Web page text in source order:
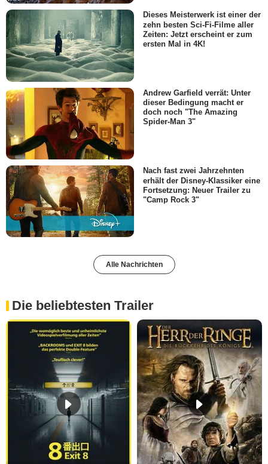
Dieses Meisterwerk ist einer der
zehn besten Sci-Fi-Filme aller
Zeiten: Jetzt erscheint er zum
ersten Mal in 4K!
Andrew Garfield verrät: Unter
dieser Bedingung macht er
doch noch "The Amazing
Spider-Man 3"
Nach fast zwei Jahrzehnten
erhält der Disney-Klassiker eine
Fortsetzung: Neuer Trailer zu
"Camp Rock 3"
Alle Nachrichten
Die beliebtesten Trailer